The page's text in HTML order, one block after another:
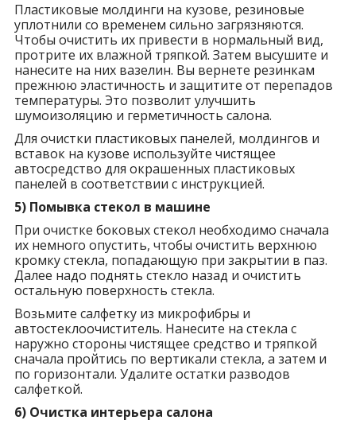
Пластиковые молдинги на кузове, резиновые
уплотнили со временем сильно загрязняются.
Чтобы очистить их привести в нормальный вид,
протрите их влажной тряпкой. Затем высушите и
нанесите на них вазелин. Вы вернете резинкам
прежнюю эластичность и защитите от перепадов
температуры. Это позволит улучшить
шумоизоляцию и герметичность салона.
Для очистки пластиковых панелей, молдингов и
вставок на кузове используйте чистящее
автосредство для окрашенных пластиковых
панелей в соответствии с инструкцией.
5) Помывка стекол в машине
При очистке боковых стекол необходимо сначала
их немного опустить, чтобы очистить верхнюю
кромку стекла, попадающую при закрытии в паз.
Далее надо поднять стекло назад и очистить
остальную поверхность стекла.
Возьмите салфетку из микрофибры и
автостеклоочиститель. Нанесите на стекла с
наружно стороны чистящее средство и тряпкой
сначала пройтись по вертикали стекла, а затем и
по горизонтали. Удалите остатки разводов
салфеткой.
6) Очистка интерьера салона